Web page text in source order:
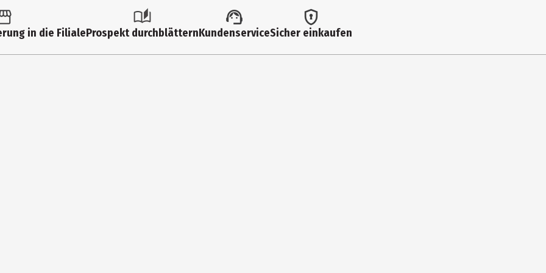
in die FilialeProspekt durchblätternKundenserviceSicher einkaufen